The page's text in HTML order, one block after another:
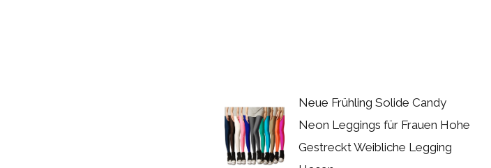
Neue Frühling Solide Candy
Neon Leggings für Frauen Hohe
Gestreckt Weibliche Legging